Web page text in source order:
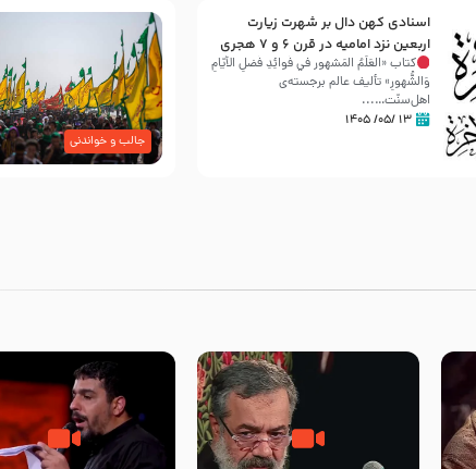
اسنادی کهن دال بر شهرت زیارت
اربعین نزد امامیه در قرن ۶ و ۷ هجری
کتاب «العَلَمُ المَشهور في فَوائِدِ فَضلِ الأيّامِ
وَالشُّهورِ» تألیف عالم برجسته‌ی
اهل‌سنّت…...
۱۳ /۰۵/ ۱۴۰۵
جالب و خواندنی